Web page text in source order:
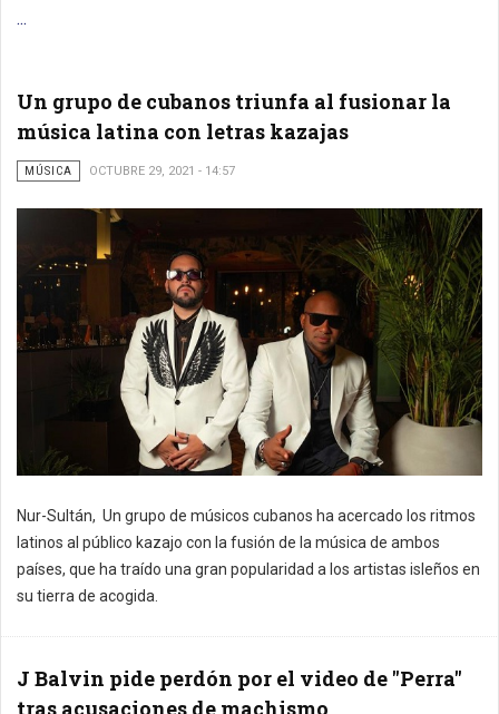
...
Un grupo de cubanos triunfa al fusionar la
música latina con letras kazajas
MÚSICA OCTUBRE 29, 2021 - 14:57
Nur-Sultán, Un grupo de músicos cubanos ha acercado los ritmos
latinos al público kazajo con la fusión de la música de ambos
países, que ha traído una gran popularidad a los artistas isleños en
su tierra de acogida.
J Balvin pide perdón por el video de "Perra"
tras acusaciones de machismo